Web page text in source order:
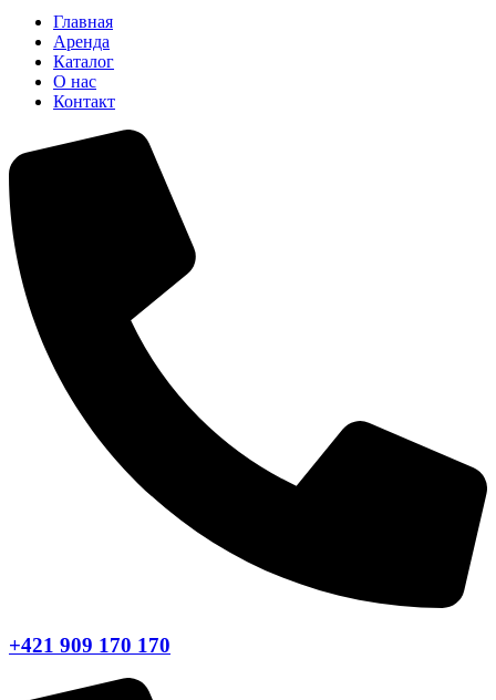
Главная
Aренда
Каталог
О нас
Контакт
+421 909 170 170